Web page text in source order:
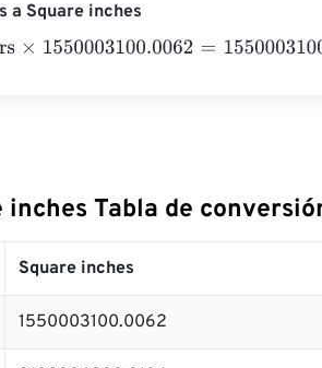
a Square inches
=15500031000.062
Tabla de
Square inches
1550003100.0062